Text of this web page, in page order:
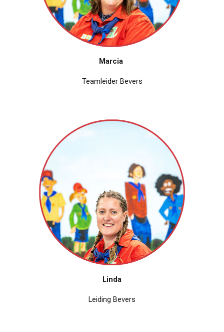
Marcia
Teamleider Bevers
Linda
Leiding Bevers